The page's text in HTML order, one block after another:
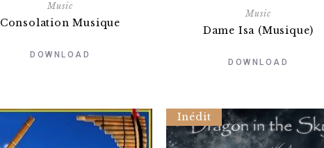
Music
Consolation Musique
DOWNLOAD
Music
Dame Isa (Musique)
DOWNLOAD
Inédit